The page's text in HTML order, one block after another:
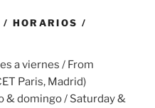
/ HORARIOS /
a viernes / From
Paris, Madrid)
& domingo / Saturday &